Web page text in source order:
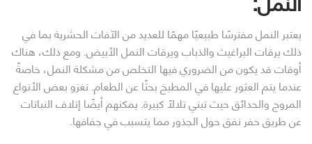
يعتبر النمل مفترسًا طبيعيًا مهمًا للعديد من الآفات الحشرية بما في
ذلك يرقات البراغيث والذباب ويرقات النمل الأبيض. ومع ذلك، هناك
أوقات قد يكون من الضروري فيها التخلص من مشكلة النمل، خاصةً
عندما يتم العثور عليها في المطبخ بحثًا عن الطعام. تغزو بعض الأنواع
المروج والحدائق حيث تبني تلالًا كبيرة. يمكنهم أيضًا إتلاف النباتات
عن طريق حفر نفق حول الجذور مما يتسبب في جفافها.